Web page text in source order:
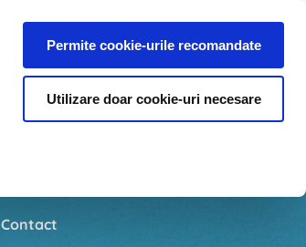
Permite cookie-urile recomandate
Utilizare doar cookie-uri necesare
Contact